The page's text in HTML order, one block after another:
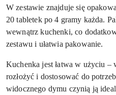
W zestawie znajduje się
20 tabletek po 4 gramy każda.
wewnątrz kuchenki, co
zestawu i ułatwia pakowanie.
Kuchenka jest łatwa w użyciu
rozłożyć i dostosować do
widocznego dymu czynią ją